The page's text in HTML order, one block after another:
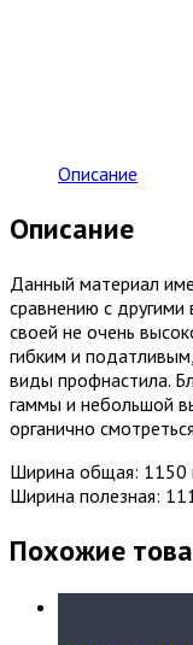
Описание
Описание
Данный материал
сравнению с
своей не очень
гибким и
виды профнастила.
гаммы и небольшой
органично
Ширина общая: 1150
Ширина полезная:
Похожие